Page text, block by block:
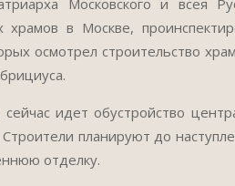
Московского и всея
в Москве,
осмотрел строительство
идет обустройство
планируют до
отделку.